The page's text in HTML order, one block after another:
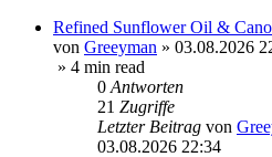
Refined Sunflower Oil &
von Greeyman » 03.08.2026
» 4 min read
0 Antworten
21 Zugriffe
Letzter Beitrag von
03.08.2026 22:34